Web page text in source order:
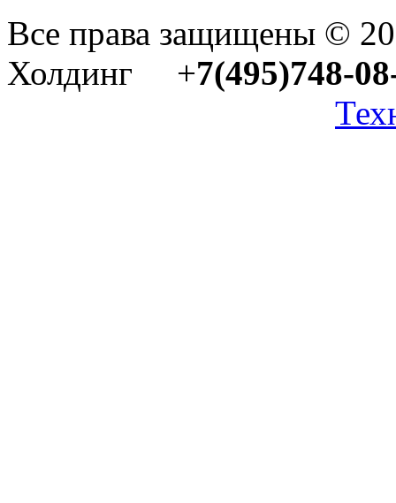
Все права защищены ©
Холдинг +7(495)748-